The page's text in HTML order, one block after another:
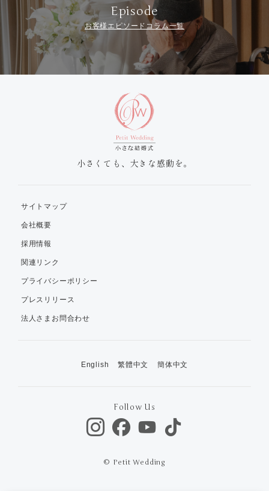
Episode
お客様エピソードコラム一覧
小さくても、大きな感動を。
サイトマップ
会社概要
採用情報
関連リンク
プライバシーポリシー
プレスリリース
法人さまお問合わせ
English 繁體中文 簡体中文
Follow Us
© Petit Wedding